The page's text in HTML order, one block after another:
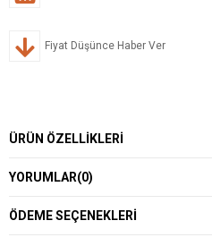
Fiyat Düşünce Haber Ver
ÜRÜN ÖZELLIKLERI
YORUMLAR(0)
ÖDEME SEÇENEKLERI